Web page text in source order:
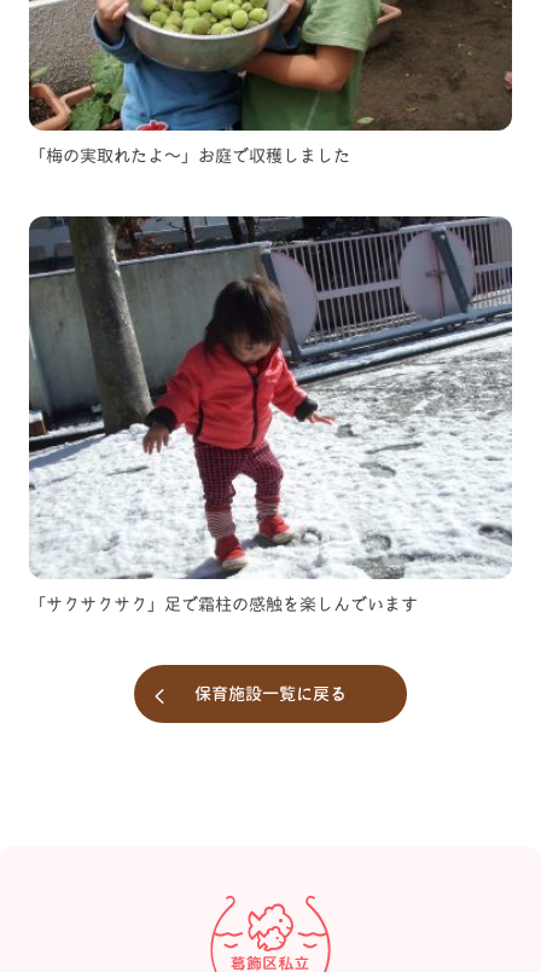
「梅の実取れたよ～」お庭で収穫しました
「サクサクサク」足で霜柱の感触を楽しんでいます
保育施設一覧に戻る